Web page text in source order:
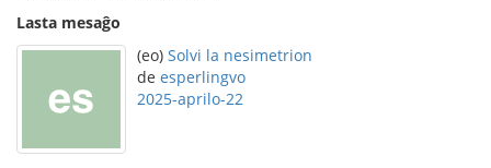
Lasta mesaĝo
(eo) Solvi la nesimetrion
de esperlingvo
2025-aprilo-22